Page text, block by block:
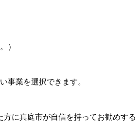
）
事業を選択できます。
に真庭市が自信を持ってお勧めする